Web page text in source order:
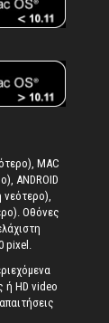
MAC
ANDROID
Oθόνες
pixel.
ή HD video